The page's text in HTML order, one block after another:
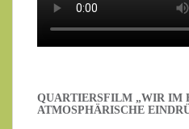
QUARTIERSFILM „WIR IM
ATMOSPHÄRISCHE